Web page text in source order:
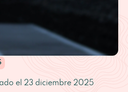
el 23 diciembre 2025